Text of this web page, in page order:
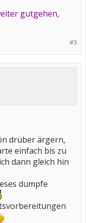
gutgehen,
#3
drüber ärgern,
einfach bis zu
dann gleich hin
dumpfe